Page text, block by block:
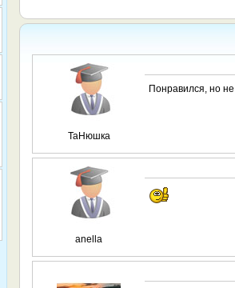
ТаНюшка
Понравился, но
anella